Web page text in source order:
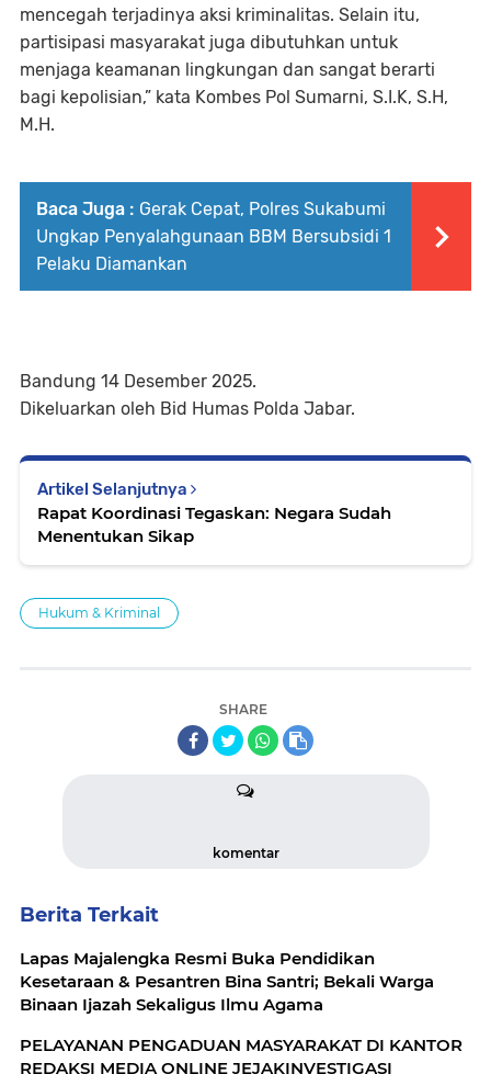
mencegah terjadinya aksi kriminalitas. Selain itu,
partisipasi masyarakat juga dibutuhkan untuk
menjaga keamanan lingkungan dan sangat berarti
bagi kepolisian,” kata Kombes Pol Sumarni, S.I.K, S.H,
M.H.
Baca Juga : Gerak Cepat, Polres Sukabumi
Ungkap Penyalahgunaan BBM Bersubsidi 1
Pelaku Diamankan
Bandung 14 Desember 2025.
Dikeluarkan oleh Bid Humas Polda Jabar.
Artikel Selanjutnya
Rapat Koordinasi Tegaskan: Negara Sudah
Menentukan Sikap
Hukum & Kriminal
SHARE
komentar
Berita Terkait
Lapas Majalengka Resmi Buka Pendidikan
Kesetaraan & Pesantren Bina Santri; Bekali Warga
Binaan Ijazah Sekaligus Ilmu Agama
PELAYANAN PENGADUAN MASYARAKAT DI KANTOR
REDAKSI MEDIA ONLINE JEJAKINVESTIGASI